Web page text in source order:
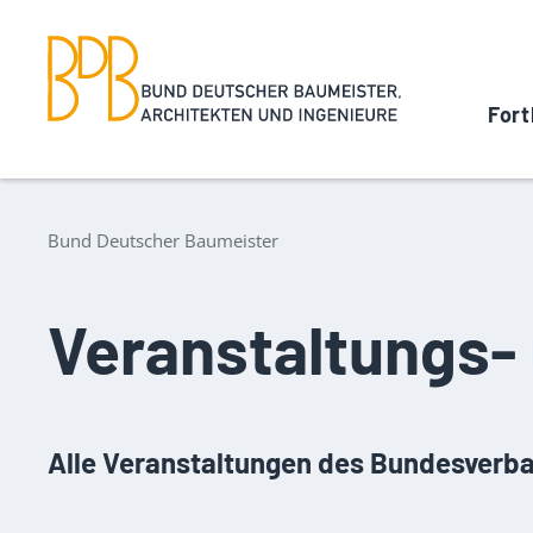
Bund Deutscher Baumeister
Veranstaltungs-
Alle Veranstaltungen des